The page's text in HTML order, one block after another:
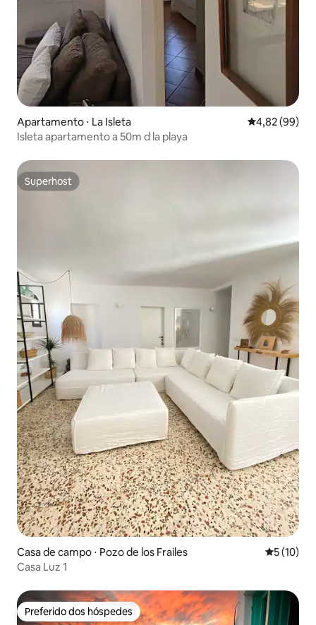
Apartamento ⋅ La Isleta 4,82 de uma
4,82 (99)
Isleta apartamento a 50m d la playa
Superhost
Superhost
Casa de campo ⋅ Pozo de los Frailes 5 de uma
5 (10)
Casa Luz 1
Preferido dos hóspedes
Preferido dos hóspedes